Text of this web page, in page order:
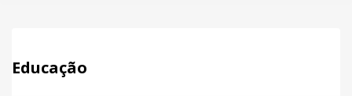
Educação